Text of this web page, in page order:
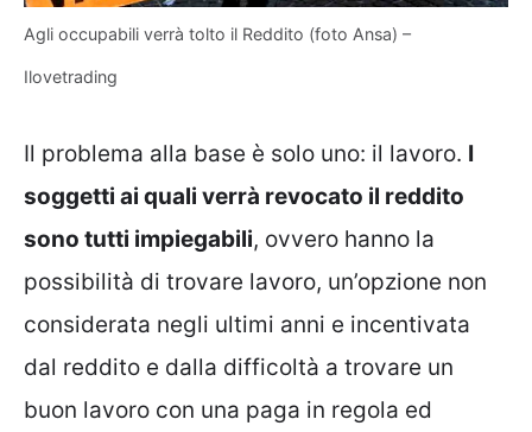
Agli occupabili verrà tolto il Reddito (foto Ansa) –
Ilovetrading
Il problema alla base è solo uno: il lavoro. I
soggetti ai quali verrà revocato il reddito
sono tutti impiegabili, ovvero hanno la
possibilità di trovare lavoro, un’opzione non
considerata negli ultimi anni e incentivata
dal reddito e dalla difficoltà a trovare un
buon lavoro con una paga in regola ed